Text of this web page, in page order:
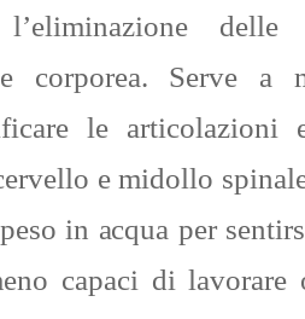
corporea. Serve a
le articolazioni
e midollo
in acqua per
capaci di